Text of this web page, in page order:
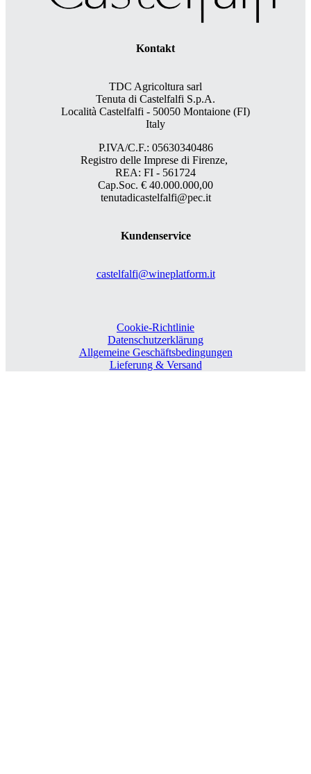
Kontakt
TDC Agricoltura sarl
Tenuta di Castelfalfi S.p.A.
Località Castelfalfi - 50050 Montaione (FI)
Italy
P.IVA/C.F.: 05630340486
Registro delle Imprese di Firenze,
REA: FI - 561724
Cap.Soc. € 40.000.000,00
tenutadicastelfalfi@pec.it
Kundenservice
castelfalfi@wineplatform.it
Cookie-Richtlinie
Datenschutzerklärung
Allgemeine Geschäftsbedingungen
Lieferung & Versand